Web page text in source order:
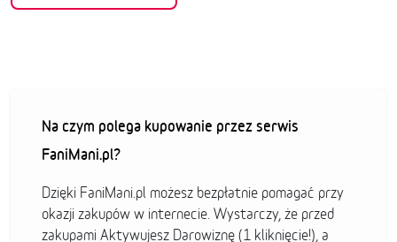
Na czym polega kupowanie przez serwis
FaniMani.pl?
Dzięki FaniMani.pl możesz bezpłatnie pomagać przy
okazji zakupów w internecie. Wystarczy, że przed
zakupami Aktywujesz Darowiznę (1 kliknięcie!), a